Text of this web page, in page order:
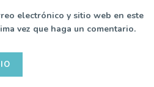
electrónico y sitio web en este
vez que haga un comentario.